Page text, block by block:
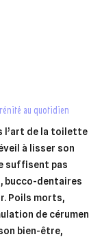
au quotidien
l’art de la toilette
à lisser son
suffisent pas
bucco-dentaires
Poils morts,
de cérumen
bien-être,